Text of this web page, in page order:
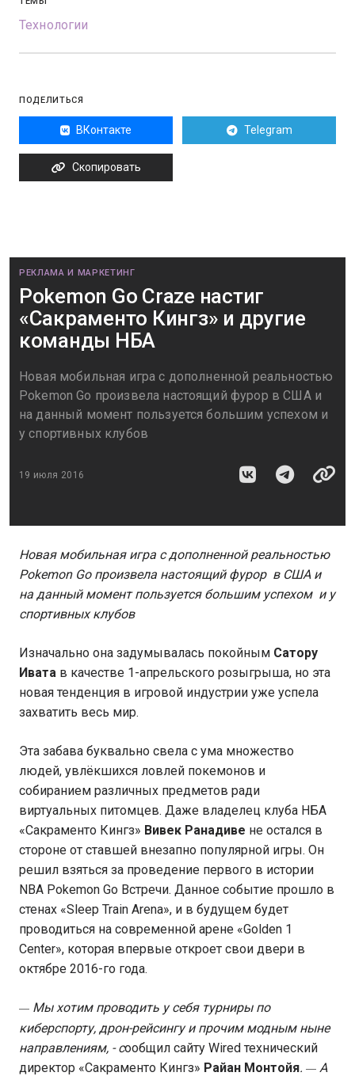
Технологии
ПОДЕЛИТЬСЯ
ВКонтакте Telegram
Скопировать
РЕКЛАМА И МАРКЕТИНГ
Pokemon Go Craze настиг
«Сакраменто Кингз» и другие
команды НБА
Новая мобильная игра с дополненной реальностью
Pokemon Go произвела настоящий фурор в США и
на данный момент пользуется большим успехом и
у спортивных клубов
19 июля 2016
Новая мобильная игра с дополненной реальностью
Pokemon Go произвела настоящий фурор в США и
на данный момент пользуется большим успехом и у
спортивных клубов
Изначально она задумывалась покойным Сатору
Ивата в качестве 1-апрельского розыгрыша, но эта
новая тенденция в игровой индустрии уже успела
захватить весь мир.
Эта забава буквально свела с ума множество
людей, увлёкшихся ловлей покемонов и
собиранием различных предметов ради
виртуальных питомцев. Даже владелец клуба НБА
«Сакраменто Кингз» Вивек Ранадиве не остался в
стороне от ставшей внезапно популярной игры. Он
решил взяться за проведение первого в истории
NBA Pokemon Go Встречи. Данное событие прошло в
стенах «Sleep Train Arena», и в будущем будет
проводиться на современной арене «Golden 1
Center», которая впервые откроет свои двери в
октябре 2016-го года.
— Мы хотим проводить у себя турниры по
киберспорту, дрон-рейсингу и прочим модным ныне
направлениям, - сообщил сайту Wired технический
директор «Сакраменто Кингз» Райан Монтойя. — А